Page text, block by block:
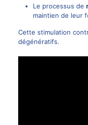
Le processus de
maintien de leur
Cette stimulation
dégénératifs.